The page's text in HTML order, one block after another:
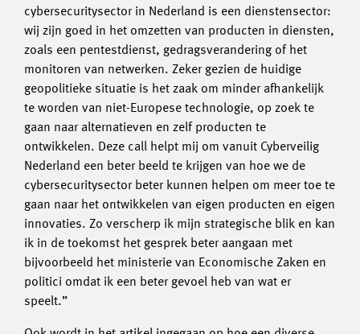
cybersecuritysector in Nederland is een dienstensector:
wij zijn goed in het omzetten van producten in diensten,
zoals een pentestdienst, gedragsverandering of het
monitoren van netwerken. Zeker gezien de huidige
geopolitieke situatie is het zaak om minder afhankelijk
te worden van niet-Europese technologie, op zoek te
gaan naar alternatieven en zelf producten te
ontwikkelen. Deze call helpt mij om vanuit Cyberveilig
Nederland een beter beeld te krijgen van hoe we de
cybersecuritysector beter kunnen helpen om meer toe te
gaan naar het ontwikkelen van eigen producten en eigen
innovaties. Zo verscherp ik mijn strategische blik en kan
ik in de toekomst het gesprek beter aangaan met
bijvoorbeeld het ministerie van Economische Zaken en
politici omdat ik een beter gevoel heb van wat er
speelt.”